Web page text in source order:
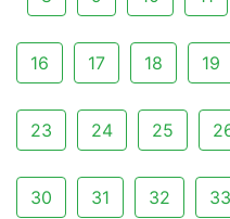
16 17 18 19
23 24 25
30 31 32 33